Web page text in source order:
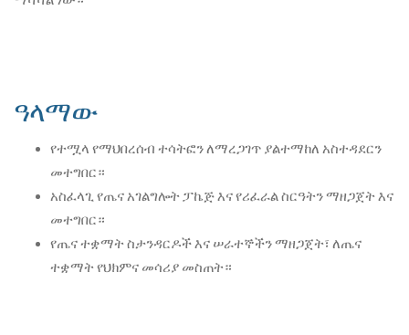
ዓላማው
የተሟላ የማህበረሰብ ተሳትፎን ለማረጋገጥ ያልተማከለ አስተዳደርን
መተግበር።
አስፈላጊ የጤና አገልግሎት ፓኬጅ እና የሪፈራል ስርዓትን ማዘጋጀት እና
መተግበር።
የጤና ተቋማት ስታንዳርዶች እና ሠራተኞችን ማዘጋጀት፣ ለጤና
ተቋማት የህክምና መሳሪያ መስጠት።